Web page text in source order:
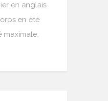
en anglais
en été
maximale,